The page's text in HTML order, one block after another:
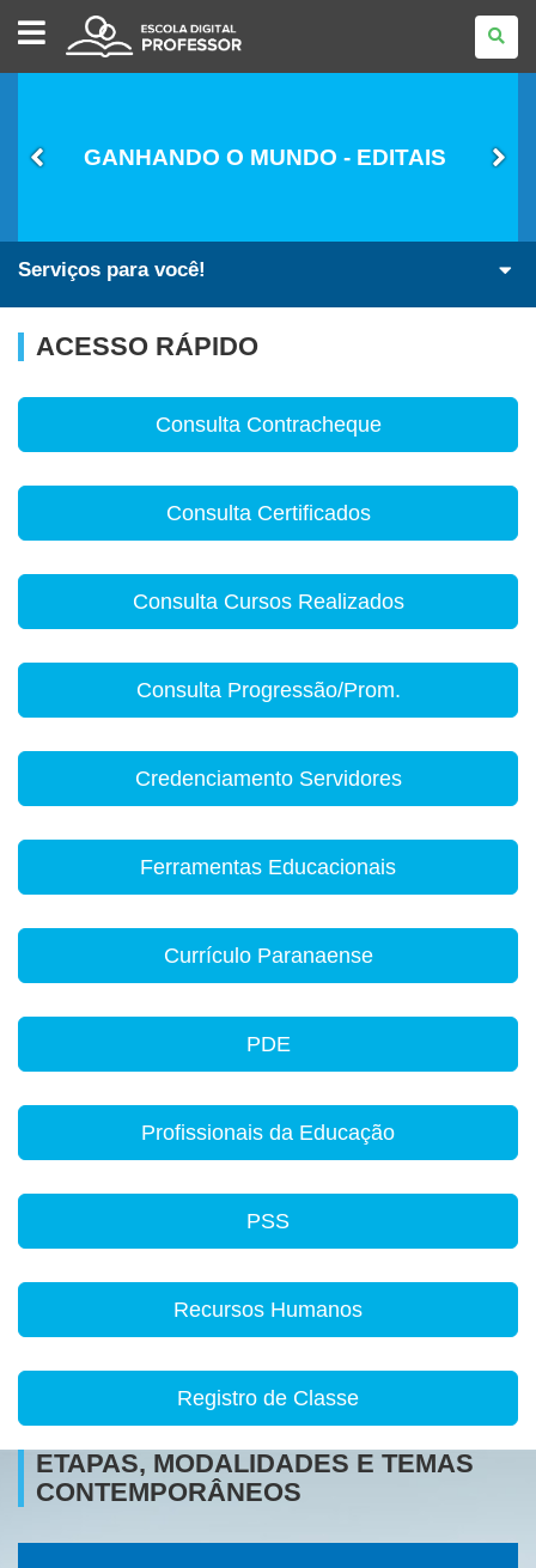
ESCOLA
DIGITAL
-
PROFESSOR
GANHANDO O MUNDO - EDITAIS
Serviços para você!
ACESSO RÁPIDO
Consulta Contracheque
Consulta Certificados
Consulta Cursos Realizados
Consulta Progressão/Prom.
Credenciamento Servidores
Ferramentas Educacionais
Currículo Paranaense
PDE
Profissionais da Educação
PSS
Recursos Humanos
Registro de Classe
ETAPAS, MODALIDADES E TEMAS
CONTEMPORÂNEOS